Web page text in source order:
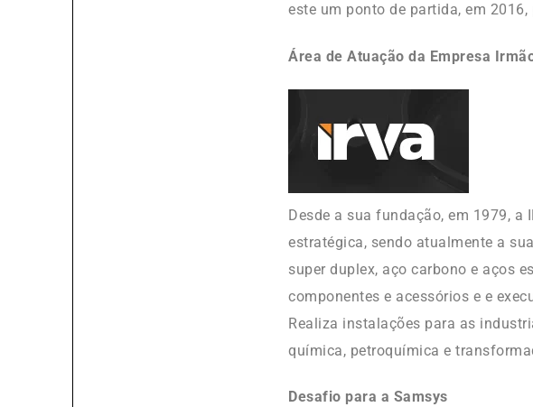
este um ponto de partida, em
Área de Atuação da Empresa
Desde a sua fundação, em 1979, a
estratégica, sendo atualmente a
super duplex, aço carbono e aços
componentes e acessórios e e
Realiza instalações para as
química, petroquímica e
Desafio para a Samsys